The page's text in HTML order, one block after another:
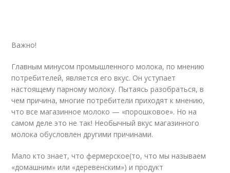
Важно!
Главным минусом промышленного молока, по мнению
потребителей, является его вкус. Он уступает
настоящему парному молоку. Пытаясь разобраться, в
чем причина, многие потребители приходят к мнению,
что все магазинное молоко — «порошковое». Но на
самом деле это не так! Необычный вкус магазинного
молока обусловлен другими причинами.
Мало кто знает, что фермерское(то, что мы называем
«домашним» или «деревенским») и продукт